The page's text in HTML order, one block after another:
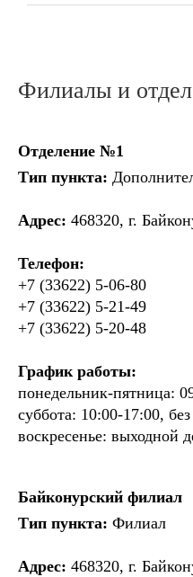
Филиалы и
Отделение №1
Тип пункта:
Адрес: 468320, г.
Телефон:
+7 (33622) 5-06-80
+7 (33622) 5-21-49
+7 (33622) 5-20-48
График работы:
понедельник-пятница:
суббота: 10:00-17:00,
воскресенье: выходной
Байконурский филиал
Тип пункта: Филиал
Адрес: 468320, г.